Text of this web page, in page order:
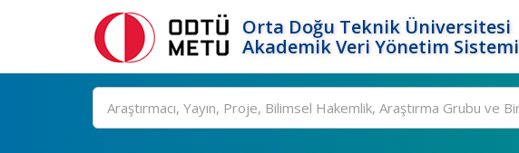
Orta Doğu Teknik Üniversitesi
Akademik Veri Yönetim Sistemi
Ara